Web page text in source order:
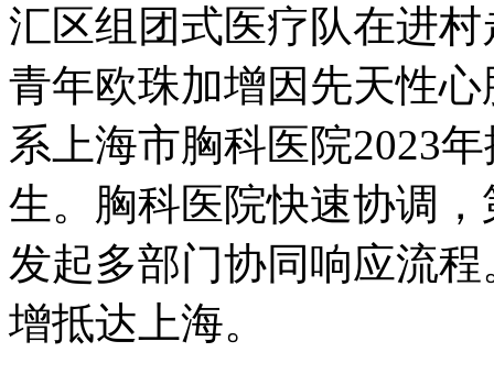
汇区组团式医疗队在进
青年欧珠加增因先天性
系上海市胸科医院2023
生。胸科医院快速协调
发起多部门协同响应流
增抵达上海。